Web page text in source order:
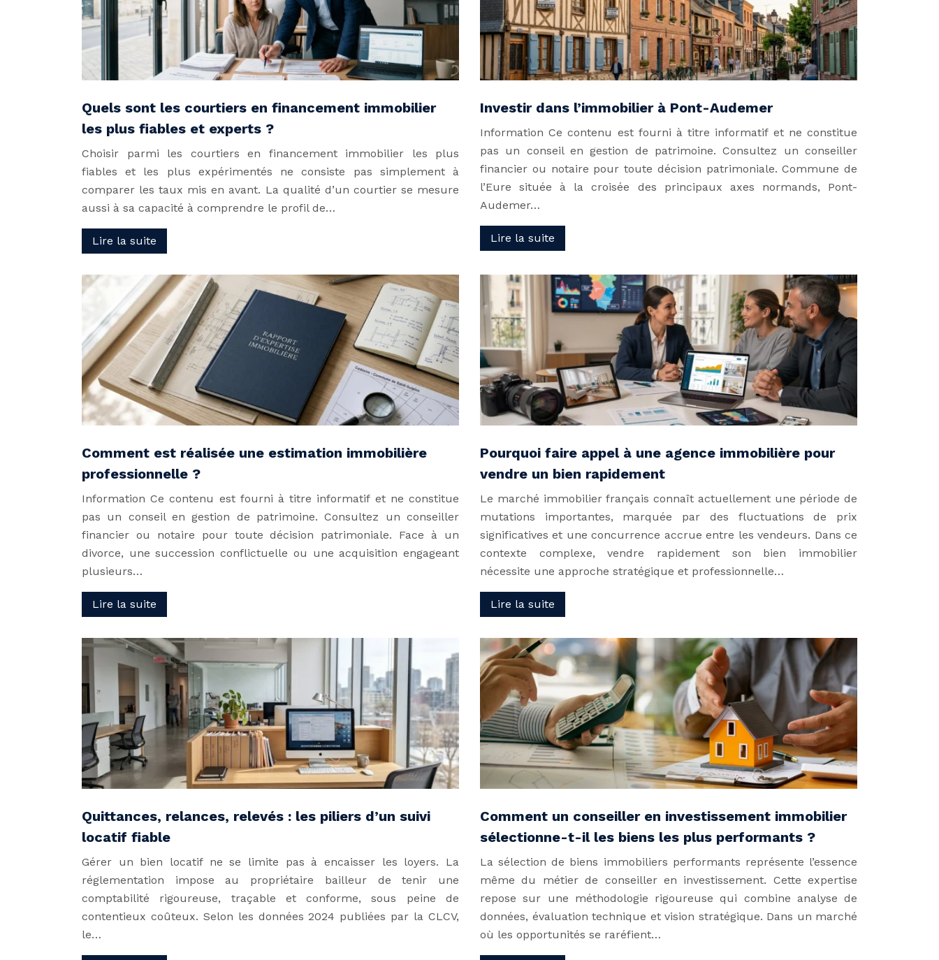
Quels sont les courtiers en financement immobilier
les plus fiables et experts ?
Choisir parmi les courtiers en financement immobilier les plus
fiables et les plus expérimentés ne consiste pas simplement à
comparer les taux mis en avant. La qualité d’un courtier se mesure
aussi à sa capacité à comprendre le profil de…
Lire la suite
Investir dans l’immobilier à Pont-Audemer
Information Ce contenu est fourni à titre informatif et ne constitue
pas un conseil en gestion de patrimoine. Consultez un conseiller
financier ou notaire pour toute décision patrimoniale. Commune de
l’Eure située à la croisée des principaux axes normands, Pont-
Audemer…
Lire la suite
Comment est réalisée une estimation immobilière
professionnelle ?
Information Ce contenu est fourni à titre informatif et ne constitue
pas un conseil en gestion de patrimoine. Consultez un conseiller
financier ou notaire pour toute décision patrimoniale. Face à un
divorce, une succession conflictuelle ou une acquisition engageant
plusieurs…
Lire la suite
Pourquoi faire appel à une agence immobilière pour
vendre un bien rapidement
Le marché immobilier français connaît actuellement une période de
mutations importantes, marquée par des fluctuations de prix
significatives et une concurrence accrue entre les vendeurs. Dans ce
contexte complexe, vendre rapidement son bien immobilier
nécessite une approche stratégique et professionnelle…
Lire la suite
Quittances, relances, relevés : les piliers d’un suivi
locatif fiable
Gérer un bien locatif ne se limite pas à encaisser les loyers. La
réglementation impose au propriétaire bailleur de tenir une
comptabilité rigoureuse, traçable et conforme, sous peine de
contentieux coûteux. Selon les données 2024 publiées par la CLCV,
le…
Comment un conseiller en investissement immobilier
sélectionne-t-il les biens les plus performants ?
La sélection de biens immobiliers performants représente l’essence
même du métier de conseiller en investissement. Cette expertise
repose sur une méthodologie rigoureuse qui combine analyse de
données, évaluation technique et vision stratégique. Dans un marché
où les opportunités se raréfient…